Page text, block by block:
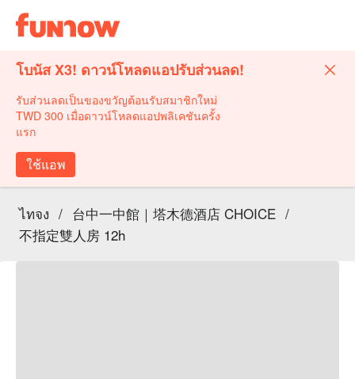
โบนัส X3! ดาวน์โหลดแอปรับส่วนลด!
รับส่วนลดเป็นของขวัญต้อนรับสมาชิกใหม่
TWD 300 เมื่อดาวน์โหลดแอปพลิเคชันครั้ง
แรก
ใช้แอพ
ไทจง / 台中一中館｜塔木德酒店 CHOICE /
不指定雙人房 12h